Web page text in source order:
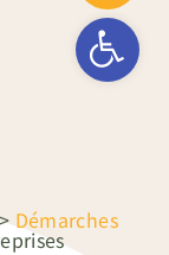
Ouvrir la
Démarches